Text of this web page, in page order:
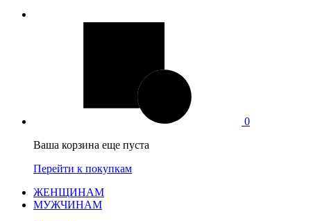
0
Ваша корзина еще пуста
Перейти к покупкам
ЖЕНЩИНАМ
МУЖЧИНАМ